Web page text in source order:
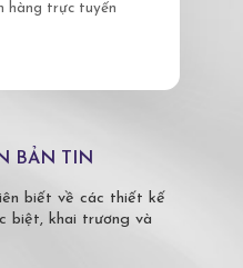
hàng trực tuyến
BẢN TIN
biết về các thiết kế
biệt, khai trương và